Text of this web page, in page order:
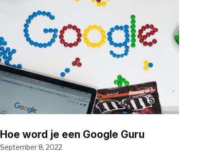
Hoe word je een Google Guru
September 8, 2022